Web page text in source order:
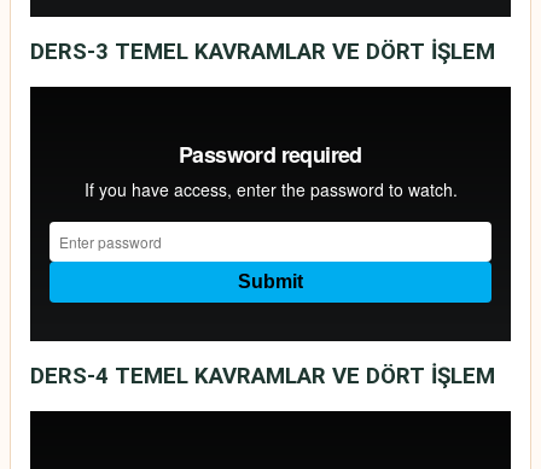
DERS-3 TEMEL KAVRAMLAR VE DÖRT İŞLEM
DERS-4 TEMEL KAVRAMLAR VE DÖRT İŞLEM